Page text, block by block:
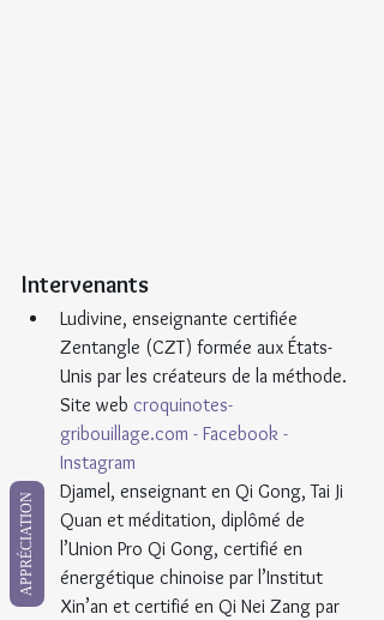
Intervenants
Ludivine, enseignante certifiée
Zentangle (CZT) formée aux États-
Unis par les créateurs de la méthode.
Site web croquinotes-
gribouillage.com - Facebook -
Instagram
Djamel, enseignant en Qi Gong, Tai Ji
Quan et méditation, diplômé de
l’Union Pro Qi Gong, certifié en
énergétique chinoise par l’Institut
Xin’an et certifié en Qi Nei Zang par
APPRÉCIATION